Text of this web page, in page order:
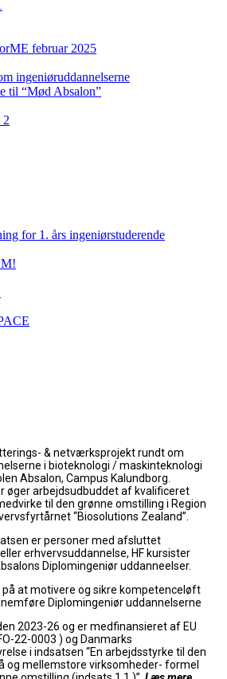
februar 2025
ingeniøruddannelserne
til “Mød Absalon”
2
for 1. års ingeniørstuderende
& netværksprojekt rundt om
i bioteknologi / maskinteknologi
Absalon, Campus Kalundborg.
øger arbejdsudbuddet af kvalificeret
til den grønne omstilling i Region
“Biosolutions Zealand”.
er personer med afsluttet
erhvervsuddannelse, HF kursister
Diplomingeniør uddanneelser.
på atmotivere og sikre kompetenceløft
Diplomingeniør uddannelserne
2023-26 og er medfinansieret af EU
22-0003 ) og Danmarks
i indsatsen “En arbejdsstyrke til den
og mellemstore virksomheder- formel